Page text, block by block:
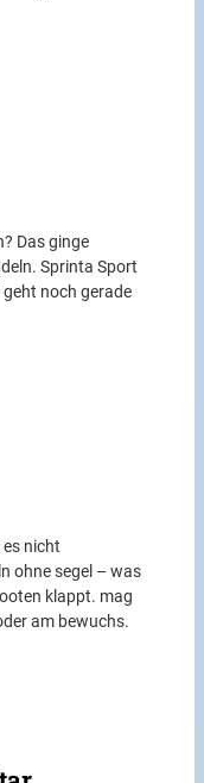
Das ginge
Sprinta Sport
noch gerade
nicht
ohne segel – was
klappt. mag
am bewuchs.